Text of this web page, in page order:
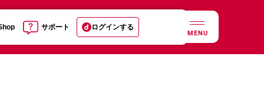
サポート ログインする
MENU